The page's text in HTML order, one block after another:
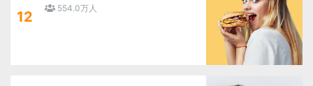
12
554.0万人